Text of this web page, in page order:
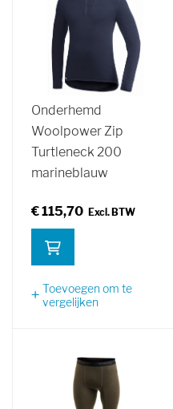
Onderhemd
Woolpower Zip
Turtleneck 200
marineblauw
€ 115,70
Toevoegen om te
vergelijken